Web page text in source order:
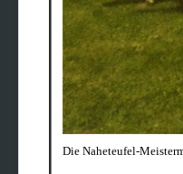
Die Naheteufel-